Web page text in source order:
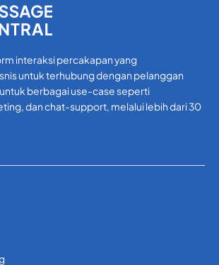
interaksi percakapan yang
untuk terhubung dengan pelanggan
berbagai use-case seperti
dan chat-support, melalui lebih dari 30